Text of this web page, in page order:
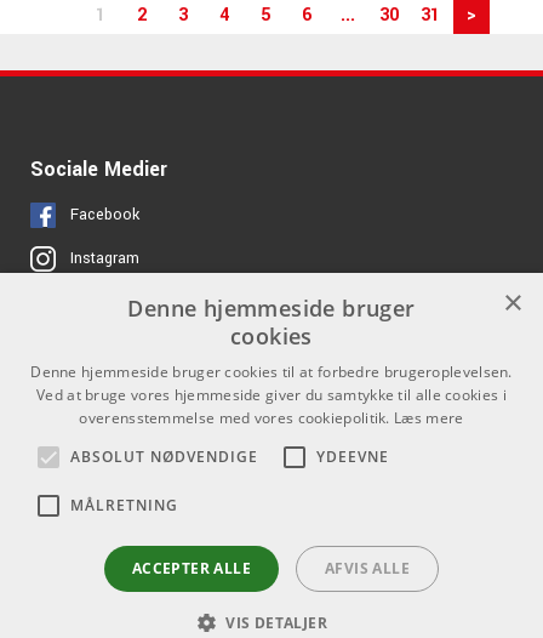
1 2 3 4 5 6 ... 30 31 >
Sociale Medier
Facebook
Instagram
Job hos os
Agenturer
Log ind
GDPR & Cookies
Kontakt
Som privatperson kan du ikke
købe på denne hjemmeside, alt
salg foregår gennem vores
forhandlere.
×
Denne hjemmeside bruger
cookies
Denne hjemmeside bruger cookies til at forbedre brugeroplevelsen.
Ved at bruge vores hjemmeside giver du samtykke til alle cookies i
overensstemmelse med vores cookiepolitik. Læs mere
ABSOLUT NØDVENDIGE
YDEEVNE
MÅLRETNING
ACCEPTER ALLE AFVIS ALLE
VIS DETALJER